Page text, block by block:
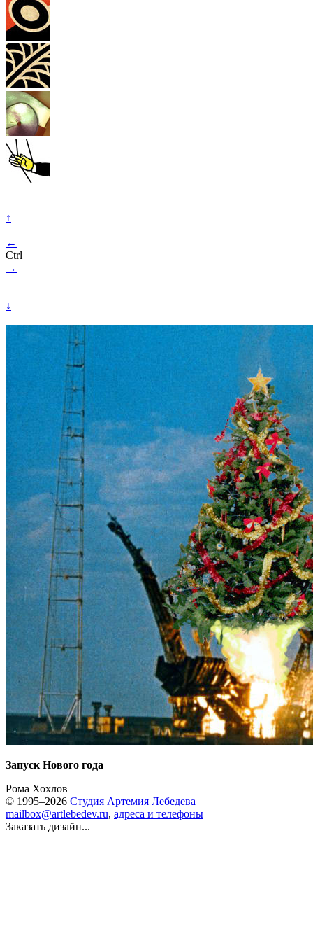
↑
←
Ctrl
→
↓
Запуск Нового года
Рома Хохлов
© 1995–2026 Студия Артемия Лебедева
mailbox@artlebedev.ru, адреса и телефоны
Заказать дизайн...